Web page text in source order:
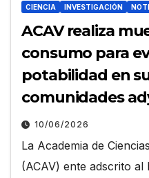
CIENCIA INVESTIGACIÓN
ACAV realiza
consumo para
potabilidad en
comunidades
10/06/2026
La Academia de
(ACAV) ente adscrito